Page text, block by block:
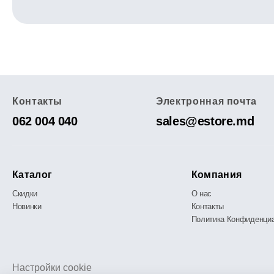
Контакты
062 004 040
Электронная почта
sales@estore.md
Каталог
Скидки
Новинки
Компания
О нас
Контакты
Политика
Настройки cookie